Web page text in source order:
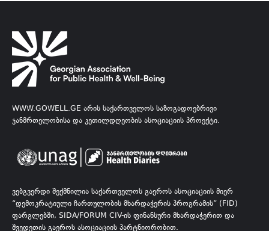
WWW.GOWELL.GE ᲐᲠᲘᲡ ᲡᲐᲥᲐᲠᲗᲕᲔᲚᲝᲡ ᲡᲐᲖᲝᲒᲐᲓᲝᲔᲑᲠᲘᲕᲘ
ᲯᲐᲜᲛᲠᲗᲔᲚᲝᲑᲘᲡᲐ ᲓᲐ ᲙᲔᲗᲘᲚᲓᲦᲔᲝᲑᲘᲡ ᲐᲡᲝᲪᲘᲐᲪᲘᲘᲡ ᲞᲠᲝᲔᲥᲢᲘ.
ᲕᲔᲑᲒᲕᲔᲠᲓᲘ ᲨᲔᲥᲛᲜᲘᲚᲘᲐ ᲡᲐᲥᲐᲠᲗᲕᲔᲚᲝᲡ ᲒᲐᲔᲠᲝᲡ ᲐᲡᲝᲪᲘᲐᲪᲘᲘᲡ ᲛᲘᲔᲠ
“ᲓᲔᲛᲝᲙᲠᲐᲢᲘᲣᲚᲘ ᲩᲐᲠᲗᲣᲚᲝᲑᲘᲡ ᲛᲮᲐᲠᲓᲐᲭᲔᲠᲘᲡ ᲞᲠᲝᲒᲠᲐᲛᲘᲡ” (FID)
ᲤᲐᲠᲒᲚᲔᲑᲨᲘ, SIDA/FORUM CIV-ᲘᲡ ᲤᲘᲜᲐᲜᲡᲣᲠᲘ ᲛᲮᲐᲠᲓᲐᲭᲔᲠᲘᲗ ᲓᲐ
ᲨᲕᲔᲓᲔᲗᲘᲡ ᲒᲐᲔᲠᲝᲡ ᲐᲡᲝᲪᲘᲐᲪᲘᲘᲡ ᲞᲐᲠᲢᲜᲘᲝᲠᲝᲑᲘᲗ.